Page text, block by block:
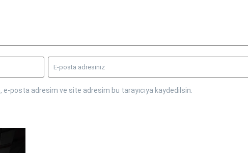
e-posta adresim ve site adresim bu tarayıcıya kaydedilsin.